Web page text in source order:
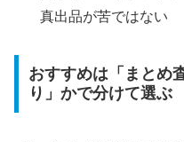
真出品が苦ではない
おすすめは「まとめ
り」かで分けて選ぶ